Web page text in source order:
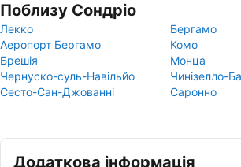
Поблизу Сондріо
Лекко
Бергамо
Аеропорт Бергамо
Комо
Брешія
Монца
Чернуско-суль-Навільйо
Чинізелло-
Сесто-Сан-Джованні
Саронно
Додаткова інформація